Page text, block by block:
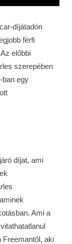
díjátadón
férfi
előbbi
szerepében
ban egy
díjat, ami
Ami a
Freemantől, aki